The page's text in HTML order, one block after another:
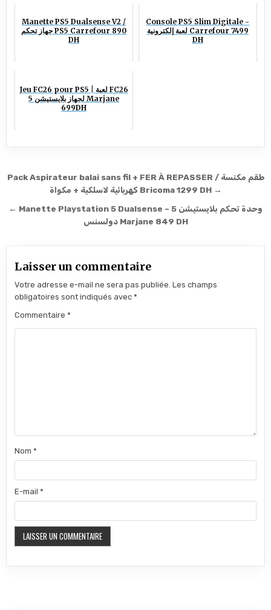
Manette PS5 Dualsense V2 /
جهاز تحكم PS5 Carrefour 890
DH
Console PS5 Slim Digitale -
لعبة إلكترونية Carrefour 7499
DH
Jeu FC26 pour PS5 | لعبة FC26
لجهاز بلايستيشن 5 Marjane
699DH
Navigation de l’article
Pack Aspirateur balai sans fil + FER À REPASSER / طقم مكنسة
كهربائية لاسلكية + مكواة Bricoma 1299 DH →
← Manette Playstation 5 Dualsense – وحدة تحكم بلايستيشن 5
دولسنس Marjane 849 DH
Laisser un commentaire
Votre adresse e-mail ne sera pas publiée. Les champs
obligatoires sont indiqués avec*
Commentaire*
Nom*
E-mail*